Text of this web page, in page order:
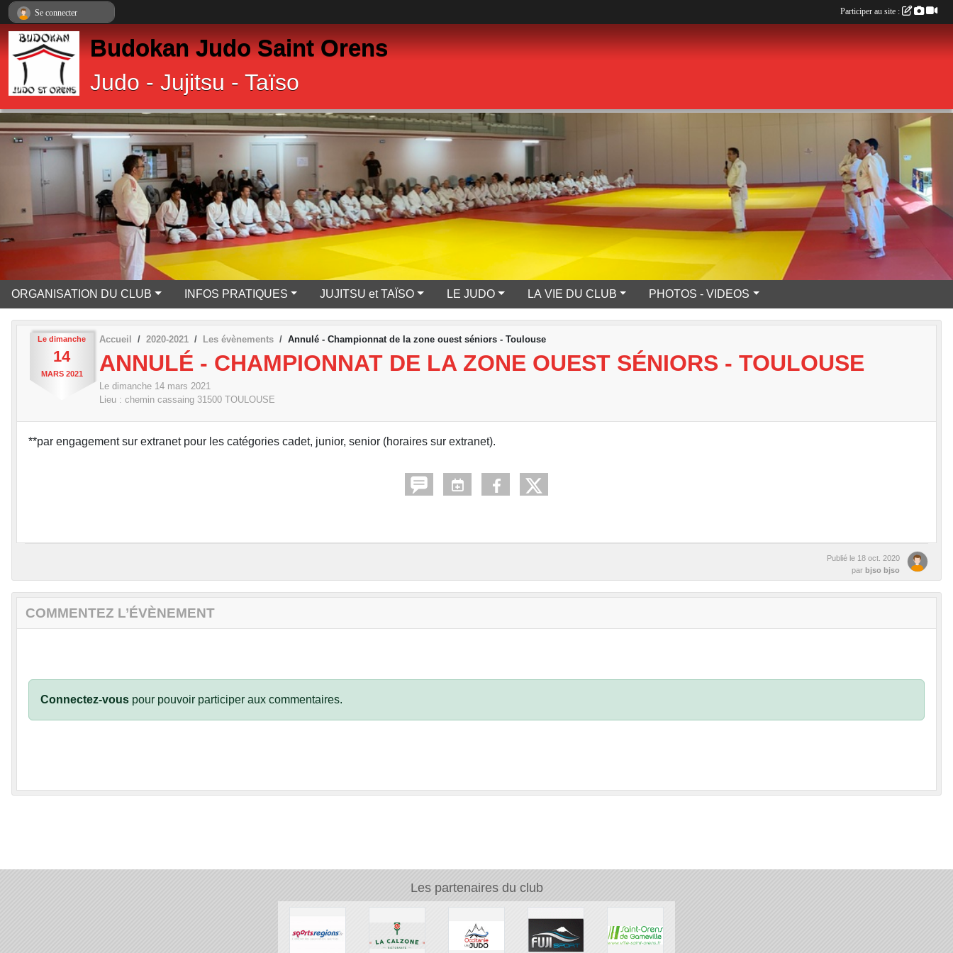
Budokan Judo Saint Orens
Judo - Jujitsu - Taïso
ORGANISATION DU CLUB INFOS PRATIQUES JUJITSU et TAÏSO LE JUDO LA VIE DU CLUB PHOTOS - VIDEOS
Le dimanche
14
MARS 2021
Accueil 2020-2021 Les évènements Annulé - Championnat de la zone ouest séniors - Toulouse
ANNULÉ - CHAMPIONNAT DE LA ZONE OUEST SÉNIORS - TOULOUSE
Le dimanche 14 mars 2021
Lieu : chemin cassaing 31500 TOULOUSE
**par engagement sur extranet pour les catégories cadet, junior, senior (horaires sur extranet).
Publié le 18 oct. 2020
par bjso bjso
COMMENTEZ L’ÉVÈNEMENT
Connectez-vous pour pouvoir participer aux commentaires.
Les partenaires du club
Se connecter Participer au site :
Panneau de gestion des cookies